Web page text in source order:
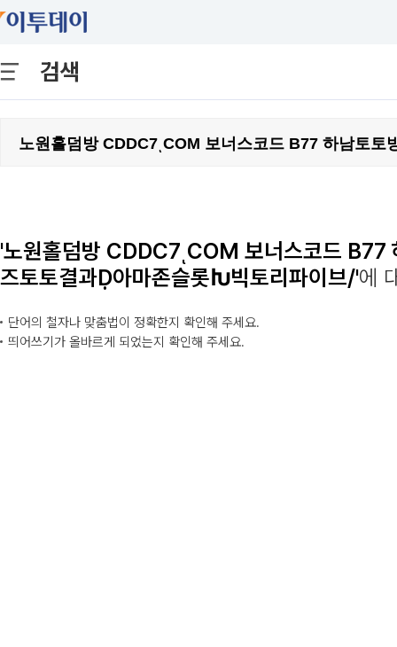
검색
'노원홀덤방 CDDC7ͺCOM 보너스코드 B77
즈토토결과Ḍ아마존슬롯Խ빅토리파이브/'에
단어의 철자나 맞춤법이 정확한지 확인해 주세요.
띄어쓰기가 올바르게 되었는지 확인해 주세요.